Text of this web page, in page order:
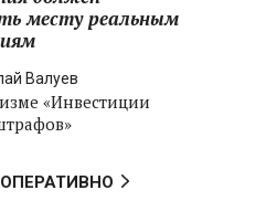
месту реальным
Валуев
«Инвестиции
ОПЕРАТИВНО